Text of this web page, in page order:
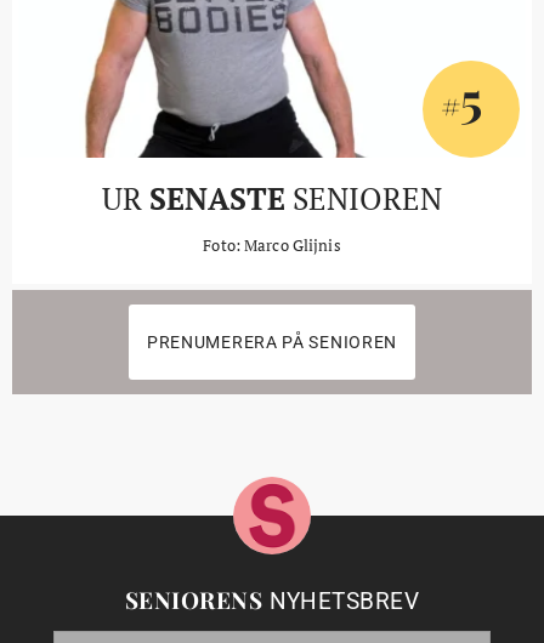
#5
UR SENASTE SENIOREN
Foto: Marco Glijnis
PRENUMERERA PÅ SENIOREN
SENIORENS NYHETSBREV